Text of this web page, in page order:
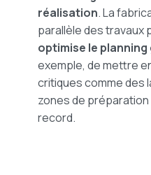
réalisation. La
parallèle des
optimise le planning
exemple, de mettre
critiques comme des
zones de
record.